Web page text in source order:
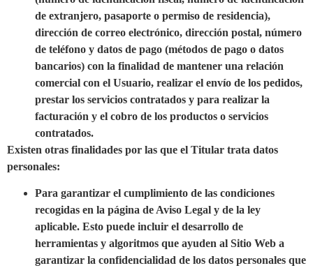
de extranjero, pasaporte o permiso de residencia),
dirección de correo electrónico, dirección postal, número
de teléfono y datos de pago (métodos de pago o datos
bancarios) con la finalidad de mantener una relación
comercial con el Usuario, realizar el envío de los pedidos,
prestar los servicios contratados y para realizar la
facturación y el cobro de los productos o servicios
contratados.
Existen otras finalidades por las que el Titular trata datos
personales:
Para garantizar el cumplimiento de las condiciones
recogidas en la página de Aviso Legal y de la ley
aplicable. Esto puede incluir el desarrollo de
herramientas y algoritmos que ayuden al Sitio Web a
garantizar la confidencialidad de los datos personales que